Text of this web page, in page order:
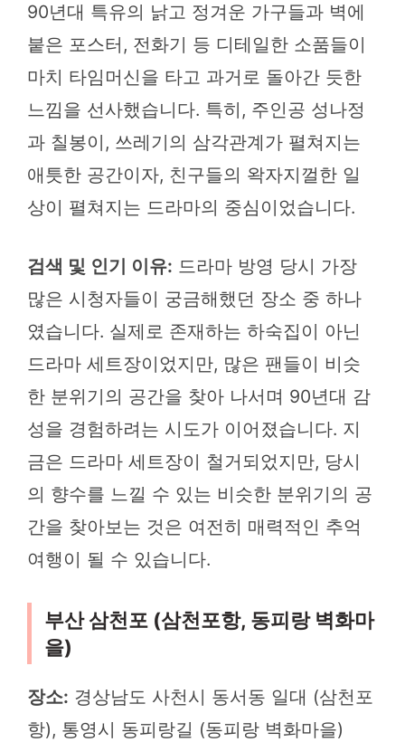
90년대 특유의 낡고 정겨운 가구들과 벽에
붙은 포스터, 전화기 등 디테일한 소품들이
마치 타임머신을 타고 과거로 돌아간 듯한
느낌을 선사했습니다. 특히, 주인공 성나정
과 칠봉이, 쓰레기의 삼각관계가 펼쳐지는
애틋한 공간이자, 친구들의 왁자지껄한 일
상이 펼쳐지는 드라마의 중심이었습니다.
검색 및 인기 이유: 드라마 방영 당시 가장
많은 시청자들이 궁금해했던 장소 중 하나
였습니다. 실제로 존재하는 하숙집이 아닌
드라마 세트장이었지만, 많은 팬들이 비슷
한 분위기의 공간을 찾아 나서며 90년대 감
성을 경험하려는 시도가 이어졌습니다. 지
금은 드라마 세트장이 철거되었지만, 당시
의 향수를 느낄 수 있는 비슷한 분위기의 공
간을 찾아보는 것은 여전히 매력적인 추억
여행이 될 수 있습니다.
부산 삼천포 (삼천포항, 동피랑 벽화마
을)
장소: 경상남도 사천시 동서동 일대 (삼천포
항), 통영시 동피랑길 (동피랑 벽화마을)